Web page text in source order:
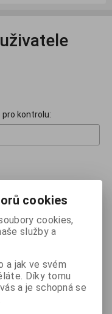
pro kontrolu:
cookies
cookies,
služby a
a jak ve svém
Díky tomu
a je schopná se